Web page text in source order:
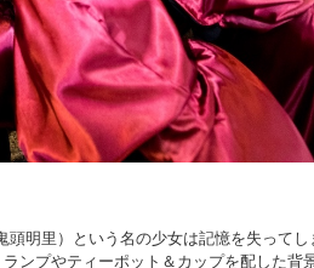
明里）という名の少女は記憶を失って
ンプやティーポット＆カップを配した背